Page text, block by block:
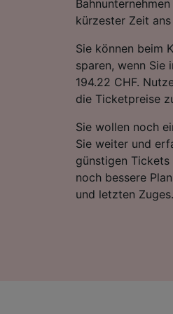
kürzester Zeit ans
Sie können beim
sparen, wenn Sie
194.22 CHF.
die Ticketpreise
Sie wollen noch
Sie weiter und
günstigen Tickets
noch bessere
und letzten